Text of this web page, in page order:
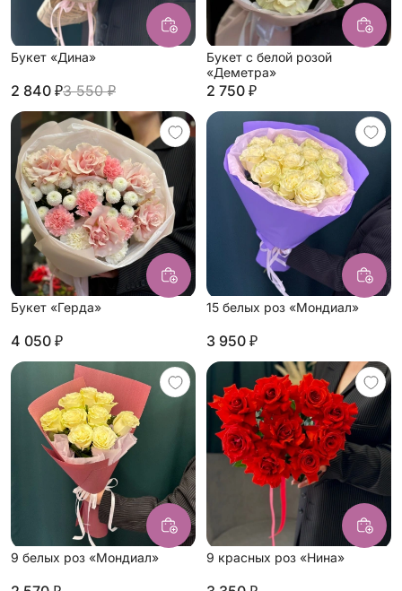
Букет «Дина»
2 840 ₽3 550 ₽
Букет с белой розой
«Деметра»
2 750 ₽
Букет «Герда»
4 050 ₽
15 белых роз «Мондиал»
3 950 ₽
9 белых роз «Мондиал» 9 красных роз «Нина»